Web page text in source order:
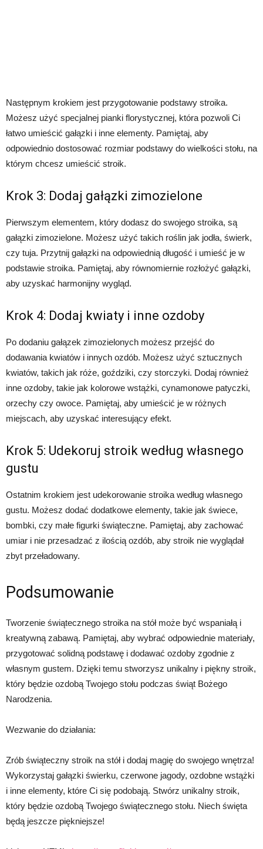
Następnym krokiem jest przygotowanie podstawy stroika.
Możesz użyć specjalnej pianki florystycznej, która pozwoli Ci
łatwo umieścić gałązki i inne elementy. Pamiętaj, aby
odpowiednio dostosować rozmiar podstawy do wielkości stołu, na
którym chcesz umieścić stroik.
Krok 3: Dodaj gałązki zimozielone
Pierwszym elementem, który dodasz do swojego stroika, są
gałązki zimozielone. Możesz użyć takich roślin jak jodła, świerk,
czy tuja. Przytnij gałązki na odpowiednią długość i umieść je w
podstawie stroika. Pamiętaj, aby równomiernie rozłożyć gałązki,
aby uzyskać harmonijny wygląd.
Krok 4: Dodaj kwiaty i inne ozdoby
Po dodaniu gałązek zimozielonych możesz przejść do
dodawania kwiatów i innych ozdób. Możesz użyć sztucznych
kwiatów, takich jak róże, goździki, czy storczyki. Dodaj również
inne ozdoby, takie jak kolorowe wstążki, cynamonowe patyczki,
orzechy czy owoce. Pamiętaj, aby umieścić je w różnych
miejscach, aby uzyskać interesujący efekt.
Krok 5: Udekoruj stroik według własnego
gustu
Ostatnim krokiem jest udekorowanie stroika według własnego
gustu. Możesz dodać dodatkowe elementy, takie jak świece,
bombki, czy małe figurki świąteczne. Pamiętaj, aby zachować
umiar i nie przesadzać z ilością ozdób, aby stroik nie wyglądał
zbyt przeładowany.
Podsumowanie
Tworzenie świątecznego stroika na stół może być wspaniałą i
kreatywną zabawą. Pamiętaj, aby wybrać odpowiednie materiały,
przygotować solidną podstawę i dodawać ozdoby zgodnie z
własnym gustem. Dzięki temu stworzysz unikalny i piękny stroik,
który będzie ozdobą Twojego stołu podczas świąt Bożego
Narodzenia.
Wezwanie do działania:
Zrób świąteczny stroik na stół i dodaj magię do swojego wnętrza!
Wykorzystaj gałązki świerku, czerwone jagody, ozdobne wstążki
i inne elementy, które Ci się podobają. Stwórz unikalny stroik,
który będzie ozdobą Twojego świątecznego stołu. Niech święta
będą jeszcze piękniejsze!